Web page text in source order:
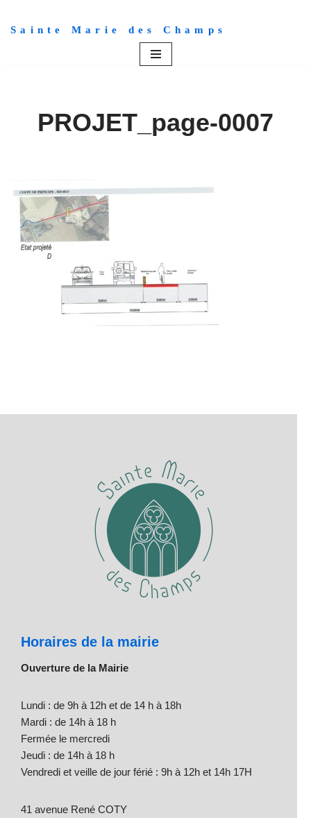
Aller
Sainte Marie des Champs
PROJET_page-0007
Horaires de la mairie
Ouverture de la Mairie
Lundi : de 9h à 12h et de 14 h à 18h
Mardi : de 14h à 18 h
Fermée le mercredi
Jeudi : de 14h à 18 h
Vendredi et veille de jour férié : 9h à 12h et 14h 17H
41 avenue René COTY